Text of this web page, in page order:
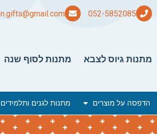
מתנות גיוס לצבא מתנות לסוף שנה
הדפסה על מוצרים מתנות לגנים ותלמידים